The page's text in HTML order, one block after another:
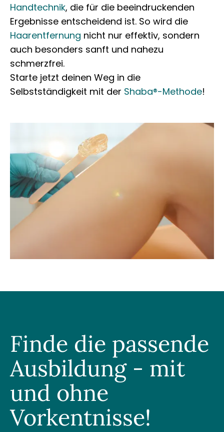
Handtechnik, die für die beeindruckenden
Ergebnisse entscheidend ist. So wird die
Haarentfernung nicht nur effektiv, sondern
auch besonders sanft und nahezu
schmerzfrei.
Starte jetzt deinen Weg in die
Selbstständigkeit mit der Shaba®-Methode!
Finde die passende
Ausbildung - mit
und ohne
Vorkentnisse!